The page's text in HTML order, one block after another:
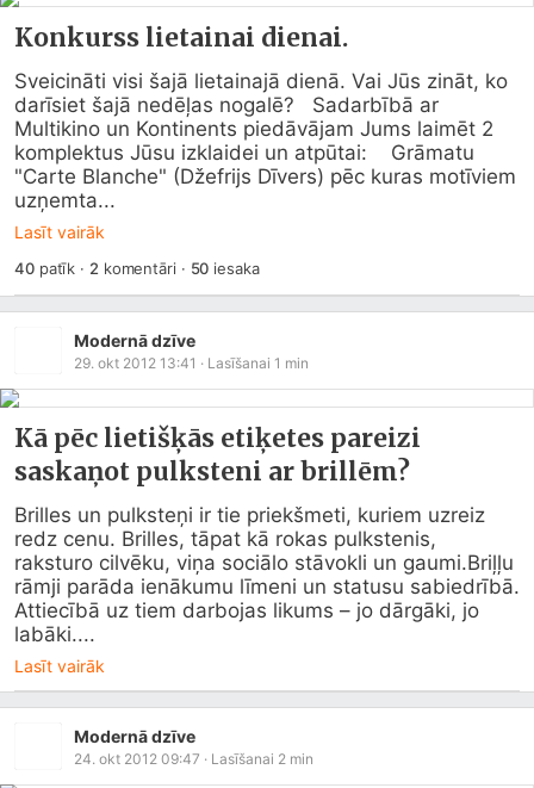
Konkurss lietainai dienai.
Sveicināti visi šajā lietainajā dienā. Vai Jūs zināt, ko
darīsiet šajā nedēļas nogalē?   Sadarbībā ar
Multikino un Kontinents piedāvājam Jums laimēt 2
komplektus Jūsu izklaidei un atpūtai:    Grāmatu
"Carte Blanche" (Džefrijs Dīvers) pēc kuras motīviem
uzņemta...
Lasīt vairāk
40patīk · 2 komentāri · 50 iesaka
Modernā dzīve
29. okt 2012 13:41 · Lasīšanai 1 min
Kā pēc lietišķās etiķetes pareizi
saskaņot pulksteni ar brillēm?
Brilles un pulksteņi ir tie priekšmeti, kuriem uzreiz
redz cenu. Brilles, tāpat kā rokas pulkstenis,
raksturo cilvēku, viņa sociālo stāvokli un gaumi.Briļļu
rāmji parāda ienākumu līmeni un statusu sabiedrībā.
Attiecībā uz tiem darbojas likums – jo dārgāki, jo
labāki....
Lasīt vairāk
Modernā dzīve
24. okt 2012 09:47 · Lasīšanai 2 min